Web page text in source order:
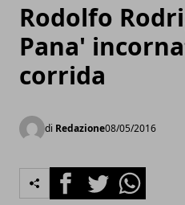
Rodolfo
Pana'
corrida
di Redazione08/05/2016
FacebookTwitterWhatsapp